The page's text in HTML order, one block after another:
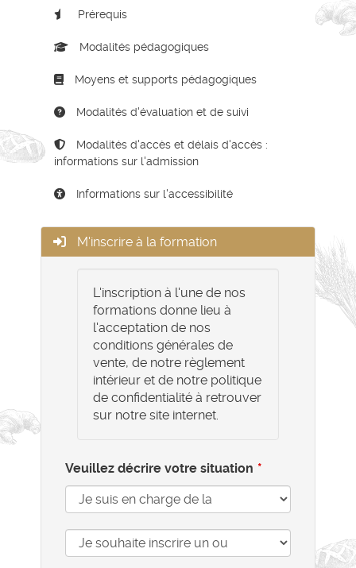
Prérequis
Modalités pédagogiques
Moyens et supports pédagogiques
Modalités d'évaluation et de suivi
Modalités d'accès et délais d'accès :
informations sur l'admission
Informations sur l'accessibilité
M'inscrire à la formation
L'inscription à l'une de nos
formations donne lieu à
l'acceptation de nos
conditions générales de
vente, de notre règlement
intérieur et de notre politique
de confidentialité à retrouver
sur notre site internet.
Veuillez décrire votre situation